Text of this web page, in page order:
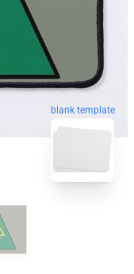
blank template